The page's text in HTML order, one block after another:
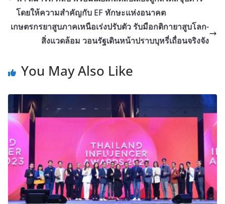
โดยให้ความสำคัญกับ EF ทักษะแห่งอนาคต
เกษตรกรยาสูบภาคเหนือเร่งปรับตัว รับมือกติกายาสูบโลก-
สิ่งแวดล้อม วอนรัฐเดินหน้าปราบบุหรี่เถื่อนจริงจัง
You May Also Like